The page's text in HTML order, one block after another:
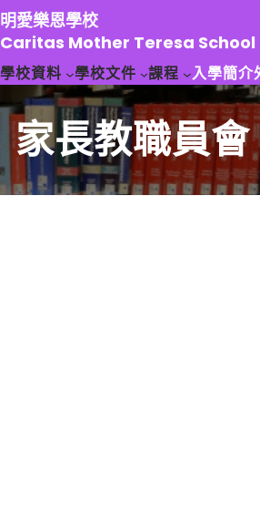
跳
至
主
要
容
明愛樂恩學校
Caritas Mother Teresa School
學校資料 學校文件 課程 入學簡介
家長教職員會